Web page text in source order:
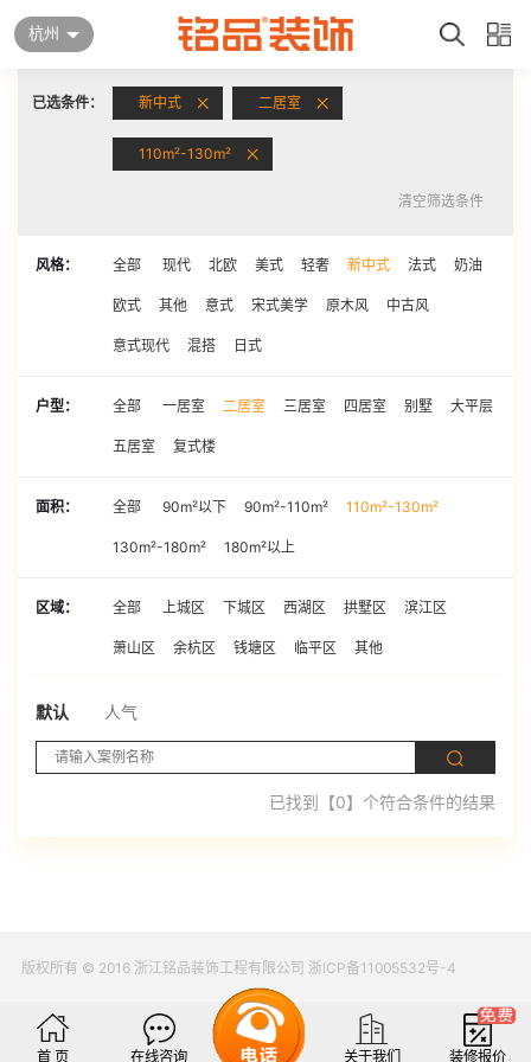
杭州
已选条件： 新中式 二居室
110m²-130m²
清空筛选条件
风格： 全部 现代 北欧 美式 轻奢 新中式 法式 奶油
欧式 其他 意式 宋式美学 原木风 中古风
意式现代 混搭 日式
户型： 全部 一居室 二居室 三居室 四居室 别墅 大平层
五居室 复式楼
面积： 全部 90m²以下 90m²-110m² 110m²-130m²
130m²-180m² 180m²以上
区域： 全部 上城区 下城区 西湖区 拱墅区 滨江区
萧山区 余杭区 钱塘区 临平区 其他
默认 人气
已找到【0】个符合条件的结果
版权所有 © 2016 浙江铭品装饰工程有限公司 浙ICP备11005532号-4
首 页 在线咨询 关于我们 装修报价